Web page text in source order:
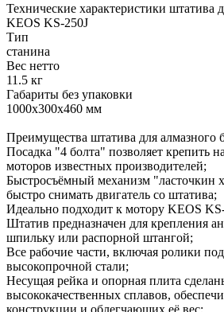
Технические характеристики штатива
KEOS KS-250J
Тип
станина
Вес нетто
11.5 кг
Габариты без упаковки
1000х300х460 мм
Преимущества штатива для алмазного
Посадка "4 болта" позволяет крепить
моторов известных производителей;
Быстросъёмный механизм "ласточкин
быстро снимать двигатель со штатива;
Идеально подходит к мотору KEOS
Штатив предназначен для крепления
шпильку или распорной штангой;
Все рабочие части, включая ролики
высокопрочной стали;
Несущая рейка и опорная плита
высококачественных сплавов,
конструкции и облегчающих её вес;